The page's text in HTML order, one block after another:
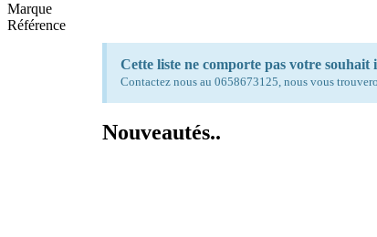
Marque
Référence
Cette liste ne comporte pas votre souhait
Contactez nous au 0658673125, nous vous
Nouveautés..